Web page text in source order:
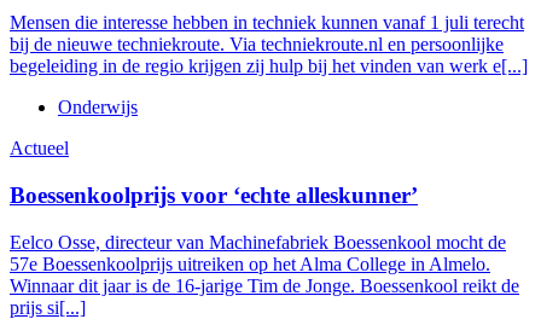
Mensen die interesse hebben in techniek kunnen vanaf 1 juli terecht
bij de nieuwe techniekroute. Via techniekroute.nl en persoonlijke
begeleiding in de regio krijgen zij hulp bij het vinden van werk e[...]
Onderwijs
Actueel
Boessenkoolprijs voor ‘echte alleskunner’
Eelco Osse, directeur van Machinefabriek Boessenkool mocht de
57e Boessenkoolprijs uitreiken op het Alma College in Almelo.
Winnaar dit jaar is de 16-jarige Tim de Jonge. Boessenkool reikt de
prijs si[...]